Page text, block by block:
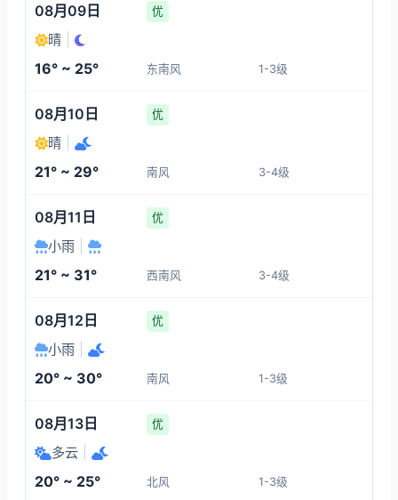
08月09日 优
晴
16° ~ 25° 东南风 1-3级
08月10日 优
晴
21° ~ 29° 南风 3-4级
08月11日 优
小雨
21° ~ 31° 西南风 3-4级
08月12日 优
小雨
20° ~ 30° 南风 1-3级
08月13日 优
多云
20° ~ 25° 北风 1-3级